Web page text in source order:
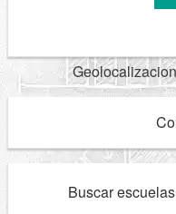
Buscar